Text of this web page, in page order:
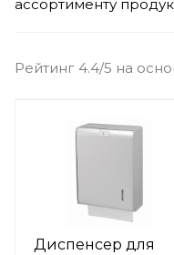
ассортименту
Рейтинг 4.4/5 на
Диспенсер для